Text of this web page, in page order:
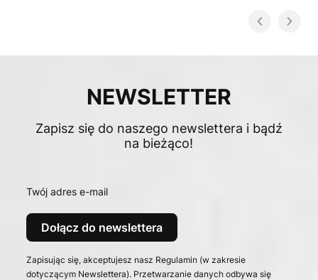
NEWSLETTER
Zapisz się do naszego newslettera i bądź
na bieżąco!
Twój adres e-mail
Dołącz do newslettera
Zapisując się, akceptujesz nasz Regulamin (w zakresie
dotyczącym Newslettera). Przetwarzanie danych odbywa się